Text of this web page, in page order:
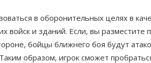
в оборонительных целях в
войск и зданий. Если, вы разместите
бойцы ближнего боя будут
образом, игрок сможет